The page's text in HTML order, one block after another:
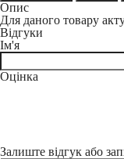
Опис
Для даного товару
Відгуки
Ім'я
Оцінка
Залиште відгук або